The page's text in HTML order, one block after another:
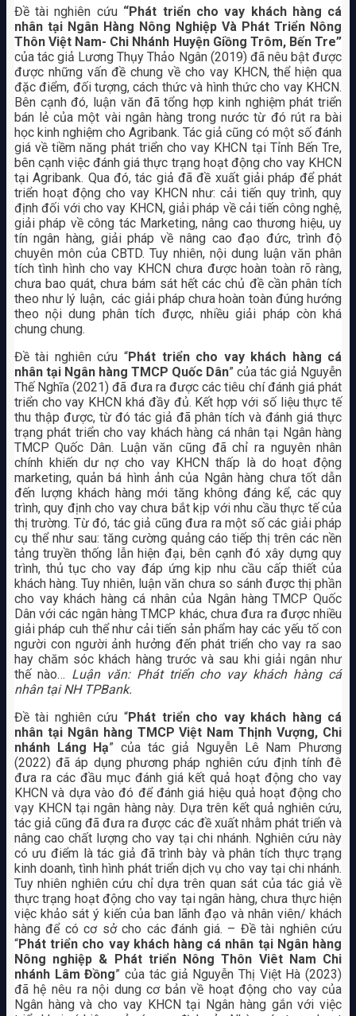
Đề tài nghiên cứu “Phát triển cho vay khách hàng cá
nhân tại Ngân Hàng Nông Nghiệp Và Phát Triển Nông
Thôn Việt Nam- Chi Nhánh Huyện Giồng Trôm, Bến Tre”
của tác giả Lương Thụy Thảo Ngân (2019) đã nêu bật được
được những vấn đề chung về cho vay KHCN, thể hiện qua
đặc điểm, đối tượng, cách thức và hình thức cho vay KHCN.
Bên cạnh đó, luận văn đã tổng hợp kinh nghiệm phát triển
bán lẻ của một vài ngân hàng trong nước từ đó rút ra bài
học kinh nghiệm cho Agribank. Tác giả cũng có một số đánh
giá về tiềm năng phát triển cho vay KHCN tại Tỉnh Bến Tre,
bên cạnh việc đánh giá thực trạng hoạt động cho vay KHCN
tại Agribank. Qua đó, tác giả đã đề xuất giải pháp để phát
triển hoạt động cho vay KHCN như: cải tiến quy trình, quy
định đối với cho vay KHCN, giải pháp về cải tiến công nghệ,
giải pháp về công tác Marketing, nâng cao thương hiệu, uy
tín ngân hàng, giải pháp về nâng cao đạo đức, trình độ
chuyên môn của CBTD. Tuy nhiên, nội dung luận văn phân
tích tình hình cho vay KHCN chưa được hoàn toàn rõ ràng,
chưa bao quát, chưa bám sát hết các chủ đề cần phân tích
theo như lý luận, các giải pháp chưa hoàn toàn đúng hướng
theo nội dung phân tích được, nhiều giải pháp còn khá
chung chung.
Đề tài nghiên cứu “Phát triển cho vay khách hàng cá
nhân tại Ngân hàng TMCP Quốc Dân” của tác giả Nguyễn
Thế Nghĩa (2021) đã đưa ra được các tiêu chí đánh giá phát
triển cho vay KHCN khá đầy đủ. Kết hợp với số liệu thực tế
thu thập được, từ đó tác giả đã phân tích và đánh giá thực
trạng phát triển cho vay khách hàng cá nhân tại Ngân hàng
TMCP Quốc Dân. Luận văn cũng đã chỉ ra nguyên nhân
chính khiến dư nợ cho vay KHCN thấp là do hoạt động
marketing, quản bá hình ảnh của Ngân hàng chưa tốt dẫn
đến lượng khách hàng mới tăng không đáng kể, các quy
trình, quy định cho vay chưa bắt kịp với nhu cầu thực tế của
thị trường. Từ đó, tác giả cũng đưa ra một số các giải pháp
cụ thể như sau: tăng cường quảng cáo tiếp thị trên các nền
tảng truyền thống lẫn hiện đại, bên cạnh đó xây dựng quy
trình, thủ tục cho vay đáp ứng kịp nhu cầu cấp thiết của
khách hàng. Tuy nhiên, luận văn chưa so sánh được thị phần
cho vay khách hàng cá nhân của Ngân hàng TMCP Quốc
Dân với các ngân hàng TMCP khác, chưa đưa ra được nhiều
giải pháp cuh thể như cải tiến sản phẩm hay các yếu tố con
người con người ảnh hưởng đến phát triển cho vay ra sao
hay chăm sóc khách hàng trước và sau khi giải ngân như
thế nào… Luận văn: Phát triển cho vay khách hàng cá
nhân tại NH TPBank.
Đề tài nghiên cứu “Phát triển cho vay khách hàng cá
nhân tại Ngân hàng TMCP Việt Nam Thịnh Vượng, Chi
nhánh Láng Hạ” của tác giả Nguyễn Lê Nam Phương
(2022) đã áp dụng phương pháp nghiên cứu định tính đê
đưa ra các đầu mục đánh giá kết quả hoạt động cho vay
KHCN và dựa vào đó để đánh giá hiệu quả hoạt động cho
vạy KHCN tại ngân hàng này. Dựa trên kết quả nghiên cứu,
tác giả cũng đã đưa ra được các đề xuất nhằm phát triển và
nâng cao chất lượng cho vay tại chi nhánh. Nghiên cứu này
có ưu điểm là tác giả đã trình bày và phân tích thực trạng
kinh doanh, tình hình phát triển dịch vụ cho vay tại chi nhánh.
Tuy nhiên nghiên cứu chỉ dựa trên quan sát của tác giả về
thực trạng hoạt động cho vay tại ngân hàng, chưa thực hiện
việc khảo sát ý kiến của ban lãnh đạo và nhân viên/ khách
hàng để có cơ sở cho các đánh giá. – Đề tài nghiên cứu
“Phát triển cho vay khách hàng cá nhân tại Ngân hàng
Nông nghiệp & Phát triển Nông Thôn Viêt Nam Chi
nhánh Lâm Đồng” của tác giả Nguyễn Thị Việt Hà (2023)
đã hệ nêu ra nội dung cơ bản về hoạt động cho vay của
Ngân hàng và cho vay KHCN tại Ngân hàng gắn với việc